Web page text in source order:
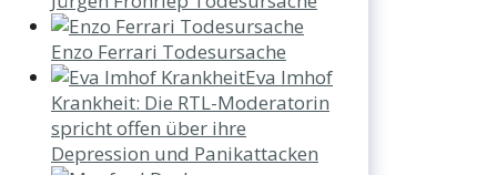
Enzo Ferrari Todesursache
Eva Imhof
Krankheit: Die RTL-Moderatorin
spricht offen über ihre
Depression und Panikattacken